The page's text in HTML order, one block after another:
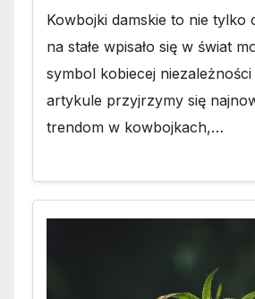
Kowbojki damskie to nie tylko
na stałe wpisało się w świat
symbol kobiecej
artykule przyjrzymy się
trendom w kowbojkach,…